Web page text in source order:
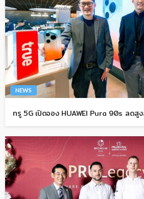
NEWS
ทรู 5G เปิดจอง HUAWEI Pura 90s ลด